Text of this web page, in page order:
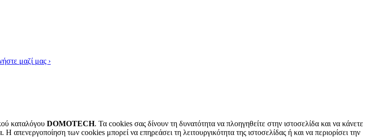
μαζί μας ›
καταλόγου DOMOTECH. Τα cookies σας δίνουν τη δυνατότητα να πλοηγηθείτε στην ιστοσελίδα και να κάνετε
των cookies μπορεί να επηρεάσει τη λειτουργικότητα της ιστοσελίδας ή και να περιορίσει την